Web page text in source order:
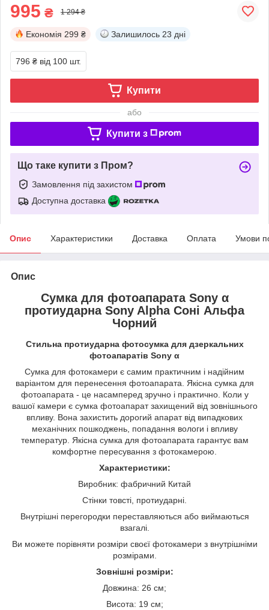
995 ₴ 1 294 ₴
Економія 299 ₴ Залишилось 23 дні
796 ₴ від 100 шт.
Купити
або
Купити з
Що таке купити з Пром?
Замовлення під захистом
Доступна доставка
Опис Характеристики Доставка Оплата Умови
Опис
Сумка для фотоапарата Sony α
протиударна Sony Alpha Соні Альфа
Чорний
Стильна протиударна фотосумка для дзеркальних
фотоапаратів Sony α
Сумка для фотокамери є самим практичним і надійним
варіантом для перенесення фотоапарата. Якісна сумка для
фотоапарата - це насамперед зручно і практично. Коли у
вашої камери є сумка фотоапарат захищений від зовнішнього
впливу. Вона захистить дорогий апарат від випадкових
механічних пошкоджень, попадання вологи і впливу
температур. Якісна сумка для фотоапарата гарантує вам
комфортне пересування з фотокамерою.
Характеристики:
Виробник: фабричний Китай
Стінки товсті, протиударні.
Внутрішні перегородки переставляються або виймаються
взагалі.
Ви можете порівняти розміри своєї фотокамери з внутрішніми
розмірами.
Зовнішні розміри:
Довжина: 26 см;
Висота: 19 см;